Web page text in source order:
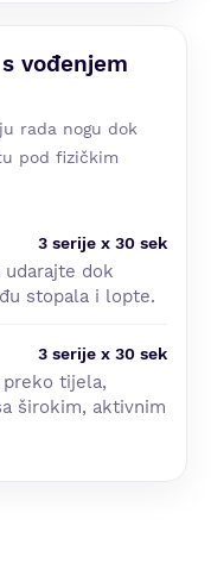
vođenjem
rada nogu dok
pod fizičkim
3 serije x 30 sek
dok
stopala i lopte.
3 serije x 30 sek
tijela,
širokim, aktivnim